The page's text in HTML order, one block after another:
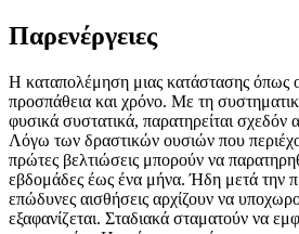
Παρενέργειες
Η καταπολέμηση μιας κατάστασης όπως
προσπάθεια και χρόνο. Με τη
φυσικά συστατικά, παρατηρείται σχεδόν
Λόγω των δραστικών ουσιών που
πρώτες βελτιώσεις μπορούν να
εβδομάδες έως ένα μήνα. Ήδη μετά την
επώδυνες αισθήσεις αρχίζουν να
εξαφανίζεται. Σταδιακά σταματούν να